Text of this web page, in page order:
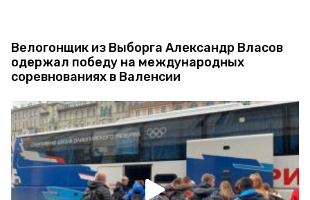
Велогонщик из Выборга Александр Власов
одержал победу на международных
соревнованиях в Валенсии